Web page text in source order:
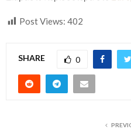
Post Views: 402
SHARE 0